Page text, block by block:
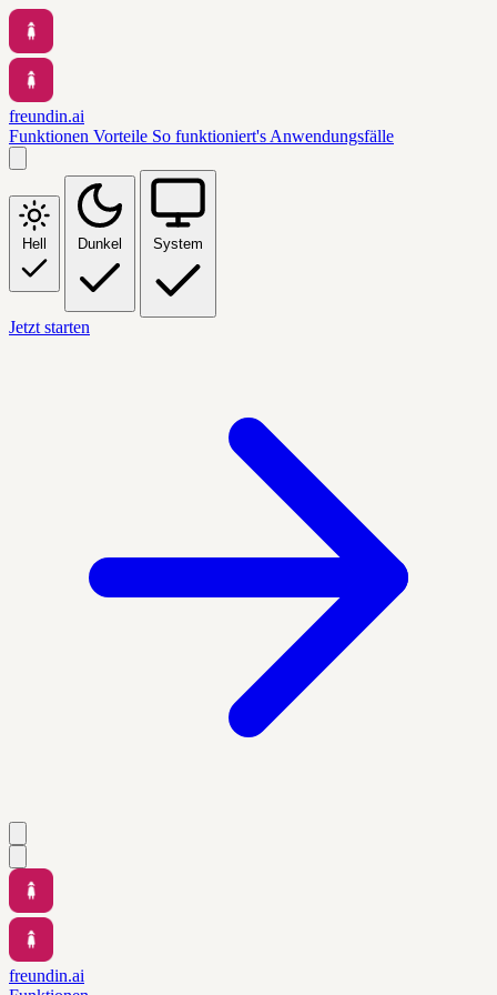
freundin.ai
Funktionen Vorteile So funktioniert's Anwendungsfälle
Hell Dunkel System
Jetzt starten
freundin.ai